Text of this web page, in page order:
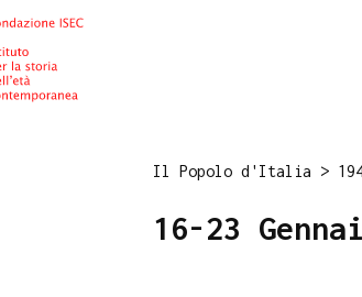
Il Popolo d'Italia >
16-23